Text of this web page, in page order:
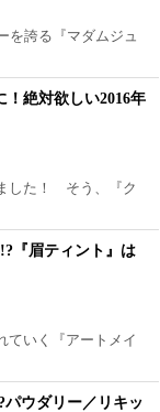
を誇る『マダムジュ
絶対欲しい2016年
した！ そう、『ク
『眉ティント』は
ていく『アートメイ
パウダリー／リキッ